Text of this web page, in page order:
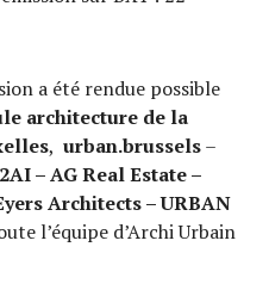
a été rendue possible
architecture de la
,urban.brussels–
– AG Real Estate –
Architects – URBAN
l’équipe d’Archi Urbain